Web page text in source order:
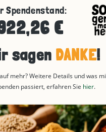
Spendenstand:
€
sagen DANKE!
mehr? Weitere Details und was
passiert, erfahren Sie hier.